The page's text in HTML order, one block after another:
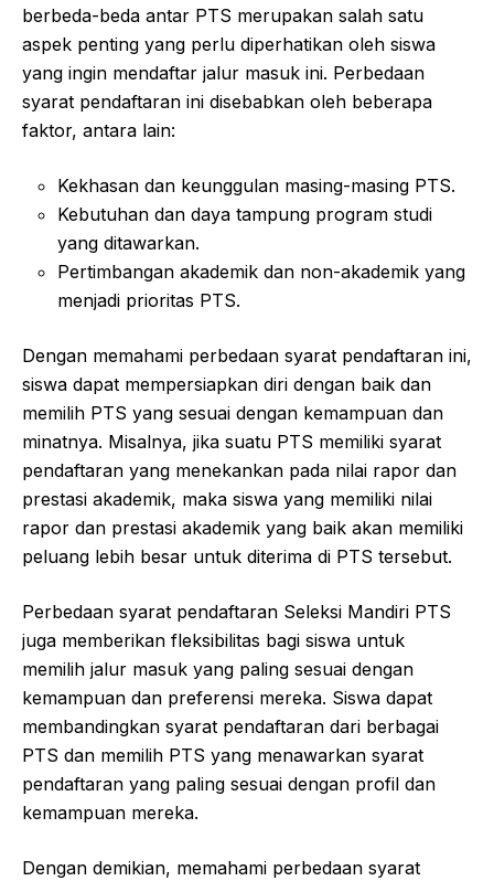
berbeda-beda antar PTS merupakan salah satu
aspek penting yang perlu diperhatikan oleh siswa
yang ingin mendaftar jalur masuk ini. Perbedaan
syarat pendaftaran ini disebabkan oleh beberapa
faktor, antara lain:
Kekhasan dan keunggulan masing-masing PTS.
Kebutuhan dan daya tampung program studi
yang ditawarkan.
Pertimbangan akademik dan non-akademik yang
menjadi prioritas PTS.
Dengan memahami perbedaan syarat pendaftaran ini,
siswa dapat mempersiapkan diri dengan baik dan
memilih PTS yang sesuai dengan kemampuan dan
minatnya. Misalnya, jika suatu PTS memiliki syarat
pendaftaran yang menekankan pada nilai rapor dan
prestasi akademik, maka siswa yang memiliki nilai
rapor dan prestasi akademik yang baik akan memiliki
peluang lebih besar untuk diterima di PTS tersebut.
Perbedaan syarat pendaftaran Seleksi Mandiri PTS
juga memberikan fleksibilitas bagi siswa untuk
memilih jalur masuk yang paling sesuai dengan
kemampuan dan preferensi mereka. Siswa dapat
membandingkan syarat pendaftaran dari berbagai
PTS dan memilih PTS yang menawarkan syarat
pendaftaran yang paling sesuai dengan profil dan
kemampuan mereka.
Dengan demikian, memahami perbedaan syarat